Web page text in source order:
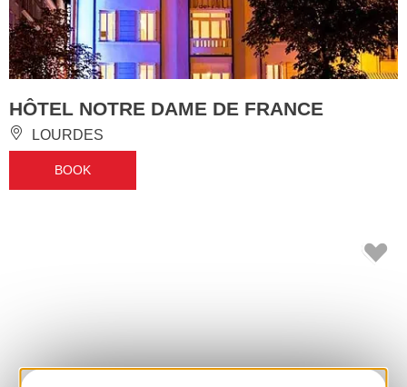
HÔTEL NOTRE DAME DE FRANCE
LOURDES
BOOK